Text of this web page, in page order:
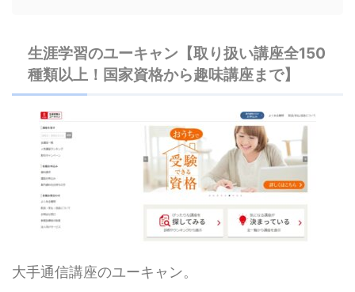
生涯学習のユーキャン【取り扱い講座全150
種類以上！国家資格から趣味講座まで】
大手通信講座のユーキャン。